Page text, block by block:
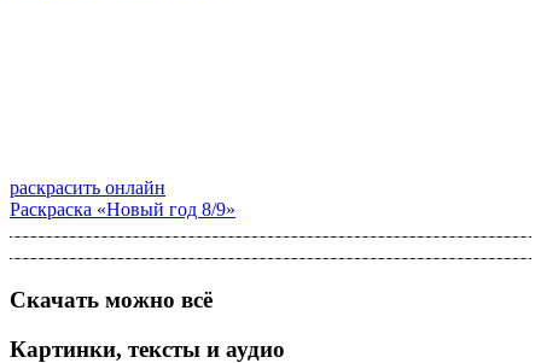
раскрасить онлайн
Раскраска «Новый год 8/9»
Скачать можно всё
Картинки, тексты и аудио